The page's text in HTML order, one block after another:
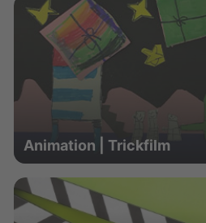
Animation | Trickfilm